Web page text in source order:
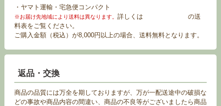
・ヤマト運輸・宅急便コンパクト
※お届け先地域により送料は異なります。 詳しくは
の送
料表をご覧ください。
ご購入金額（税込）が8,000円以上の場合、送料無料となります。
返品・交換
商品の品質には万全を期しておりますが、万が一配送途中の破損な
どの事故や商品内容の間違い、商品の不良等がございましたら商品